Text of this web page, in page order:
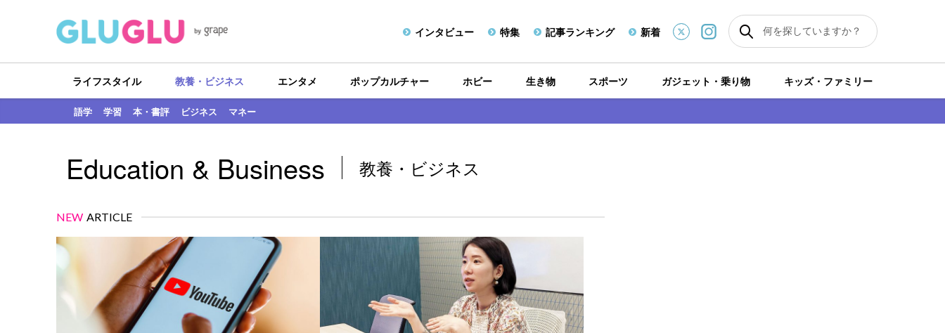
インタビュー 特集 記事ランキング 新着
ライフスタイル 教養・ビジネス
語学 学習 本・書評 ビジネス マネー
エンタメ ポップカルチャー ホビー 生き物 スポーツ ガジェット・乗り物 キッズ・ファミリー
Education & Business 教養・ビジネス
NEW ARTICLE